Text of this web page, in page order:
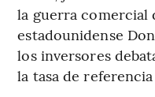
la guerra comercial
estadounidense
los inversores
la tasa de